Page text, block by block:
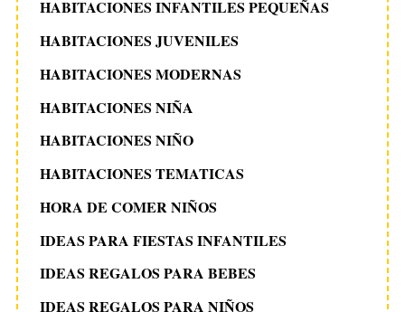
HABITACIONES INFANTILES PEQUEÑAS
HABITACIONES JUVENILES
HABITACIONES MODERNAS
HABITACIONES NIÑA
HABITACIONES NIÑO
HABITACIONES TEMATICAS
HORA DE COMER NIÑOS
IDEAS PARA FIESTAS INFANTILES
IDEAS REGALOS PARA BEBES
IDEAS REGALOS PARA NIÑOS